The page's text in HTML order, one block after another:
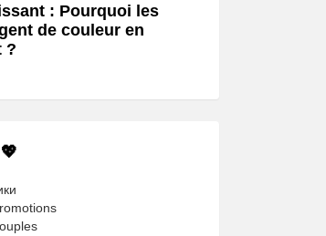
: Pourquoi les
de couleur en
?